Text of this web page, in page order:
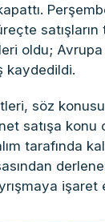
oldu;
kaydedildi.
söz
satışa konu
tarafında
işaret